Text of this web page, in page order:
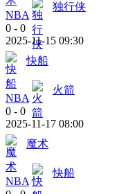
NBA
独行侠
0 - 0
2025-11-15 09:30
快船
NBA
火箭
0 - 0
2025-11-17 08:00
魔术
NBA
快船